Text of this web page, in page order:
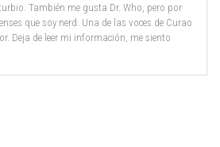
También me gusta Dr. Who, pero por
que soy nerd. Una de las voces de Curao
Deja de leer mi información, me siento